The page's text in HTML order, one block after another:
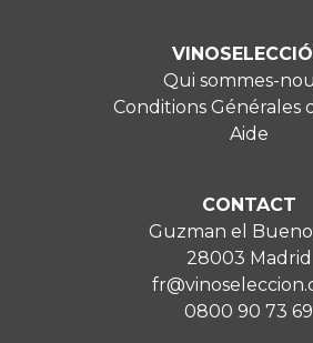
Qui sommes-
Conditions Générales
Aide
CONTACT
Guzman el
28003 Madrid
0800 90 73 69